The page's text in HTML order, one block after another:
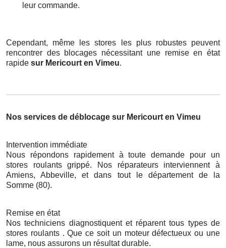
leur commande.
Cependant, même les stores les plus robustes peuvent
rencontrer des blocages nécessitant une remise en état
rapide sur Mericourt en Vimeu.
Nos services de déblocage sur Mericourt en Vimeu
Intervention immédiate
Nous répondons rapidement à toute demande pour un
stores roulants grippé. Nos réparateurs interviennent à
Amiens, Abbeville, et dans tout le département de la
Somme (80).
Remise en état
Nos techniciens diagnostiquent et réparent tous types de
stores roulants . Que ce soit un moteur défectueux ou une
lame, nous assurons un résultat durable.